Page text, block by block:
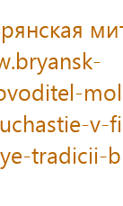
tradicii-